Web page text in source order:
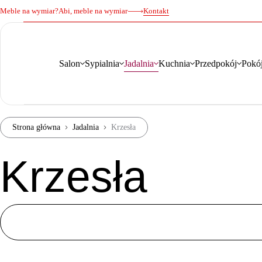
Meble na wymiar?Abi, meble na wymiar Kontakt
Salon Sypialnia Jadalnia Kuchnia Przedpokój
Strona główna Jadalnia Krzesła
Krzesła